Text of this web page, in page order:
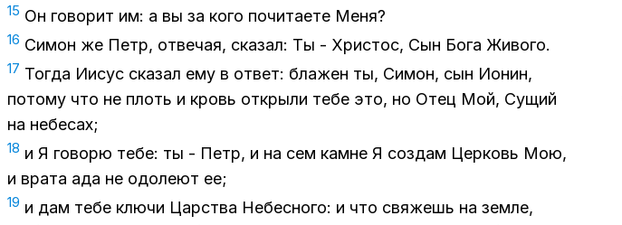
15 Он го­во­рит им: а вы за кого по­чи­та­е­те Меня?
16 Си­мон же Петр, от­ве­чая, ска­зал: Ты - Хри­стос, Сын Бога Жи­во­го.
17 То­гда Иисус ска­зал ему в от­вет: бла­жен ты, Си­мон, сын Ионин,
по­то­му что не плоть и кровь от­кры­ли тебе это, но Отец Мой, Су­щий
на небе­сах;
18 и Я го­во­рю тебе: ты - Петр, и на сем камне Я со­здам Цер­ковь Мою,
и вра­та ада не одо­ле­ют ее;
19 и дам тебе клю­чи Цар­ства Небес­но­го: и что свя­жешь на зем­ле,